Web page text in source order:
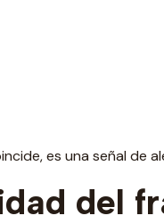
es una señal de
del